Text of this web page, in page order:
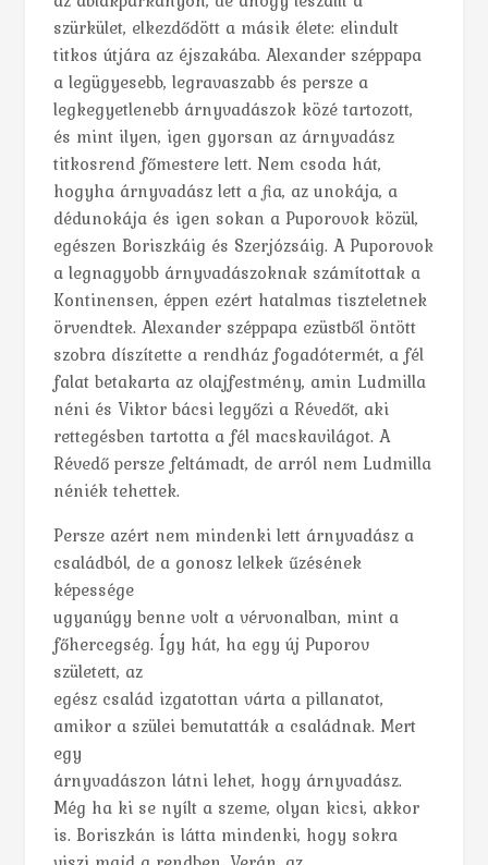
szürkület, elkezdődött a másik élete: elindult
titkos útjára az éjszakába. Alexander széppapa
a legügyesebb, legravaszabb és persze a
legkegyetlenebb árnyvadászok közé tartozott,
és mint ilyen, igen gyorsan az árnyvadász
titkosrend főmestere lett. Nem csoda hát,
hogyha árnyvadász lett a fia, az unokája, a
dédunokája és igen sokan a Puporovok közül,
egészen Boriszkáig és Szerjózsáig. A Puporovok
a legnagyobb árnyvadászoknak számítottak a
Kontinensen, éppen ezért hatalmas tiszteletnek
örvendtek. Alexander széppapa ezüstből öntött
szobra díszítette a rendház fogadótermét, a fél
falat betakarta az olajfestmény, amin Ludmilla
néni és Viktor bácsi legyőzi a Révedőt, aki
rettegésben tartotta a fél macskavilágot. A
Révedő persze feltámadt, de arról nem Ludmilla
néniék tehettek.
Persze azért nem mindenki lett árnyvadász a
családból, de a gonosz lelkek űzésének
képessége
ugyanúgy benne volt a vérvonalban, mint a
főhercegség. Így hát, ha egy új Puporov
született, az
egész család izgatottan várta a pillanatot,
amikor a szülei bemutatták a családnak. Mert
egy
árnyvadászon látni lehet, hogy árnyvadász.
Még ha ki se nyílt a szeme, olyan kicsi, akkor
is. Boriszkán is látta mindenki, hogy sokra